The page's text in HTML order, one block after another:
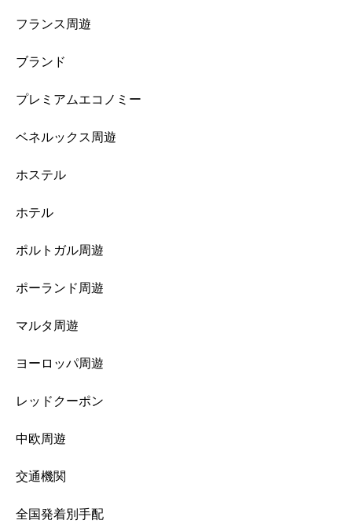
フランス周遊
ブランド
プレミアムエコノミー
ベネルックス周遊
ホステル
ホテル
ポルトガル周遊
ポーランド周遊
マルタ周遊
ヨーロッパ周遊
レッドクーポン
中欧周遊
交通機関
全国発着別手配